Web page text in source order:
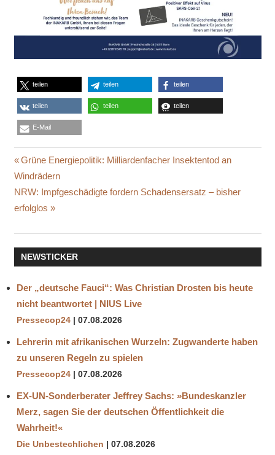
teilen teilen teilen
teilen teilen teilen
E-Mail
DRANGSALIEREN
ISLAMISTEN
MYANMAR
DOORS
ROHINGYA
Beitragsnavigation
Vorheriger
Beitrag:
Grüne Energiepolitik: Milliardenfacher Insektentod an
Windrädern
Nächster
Beitrag:
NRW: Impfgeschädigte fordern Schadensersatz – bisher
erfolglos
NEWSTICKER
Der „deutsche Fauci“: Was Christian Drosten bis heute
nicht beantwortet | NIUS Live
Pressecop24 07.08.2026
Lehrerin mit afrikanischen Wurzeln: Zugwanderte haben
zu unseren Regeln zu spielen
Pressecop24 07.08.2026
EX-UN-Sonderberater Jeffrey Sachs: »Bundeskanzler
Merz, sagen Sie der deutschen Öffentlichkeit die
Wahrheit!«
Die Unbestechlichen 07.08.2026